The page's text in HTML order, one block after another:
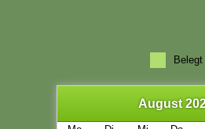
Belegt
August